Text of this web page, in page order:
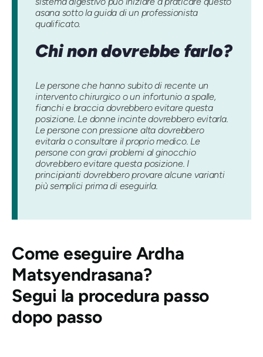
asana sotto la guida di un professionista
qualificato.
Chi non dovrebbe farlo?
Le persone che hanno subito di recente un
intervento chirurgico o un infortunio a spalle,
fianchi e braccia dovrebbero evitare questa
posizione. Le donne incinte dovrebbero evitarla.
Le persone con pressione alta dovrebbero
evitarla o consultare il proprio medico. Le
persone con gravi problemi al ginocchio
dovrebbero evitare questa posizione. I
principianti dovrebbero provare alcune varianti
più semplici prima di eseguirla.
Come eseguire Ardha
Matsyendrasana?
Segui la procedura passo
dopo passo